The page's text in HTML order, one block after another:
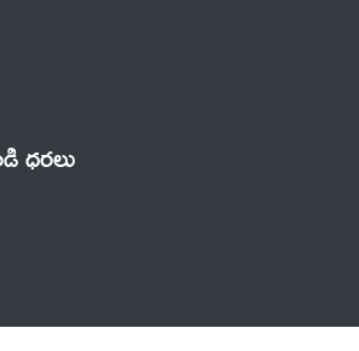
ధరలు